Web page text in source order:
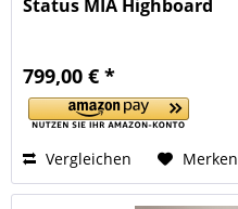
Status MIA Highboard
799,00 € *
Vergleichen Merken